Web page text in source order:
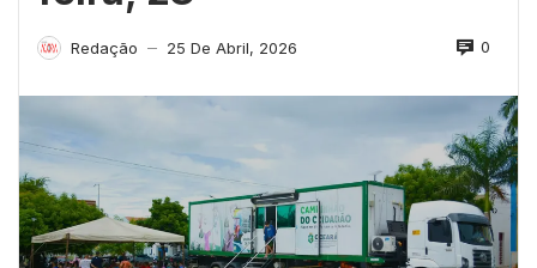
Redação — 25 De Abril, 2026 0